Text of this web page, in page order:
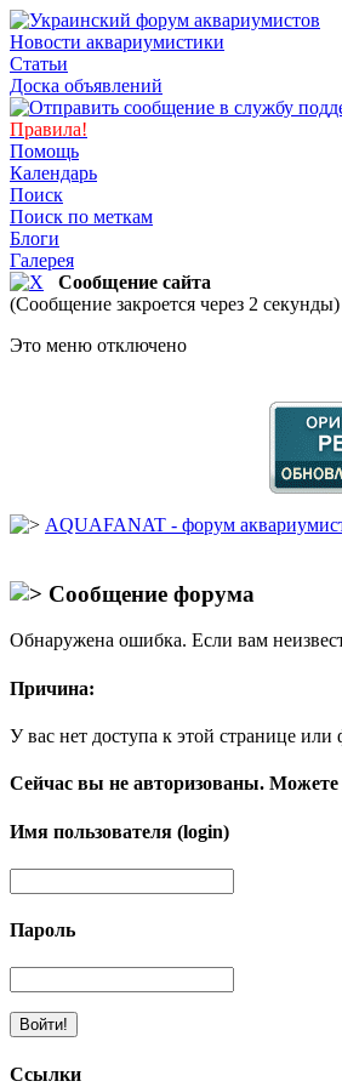
Новости аквариумистики
Статьи
Доска объявлений
Правила!
Помощь
Календарь
Поиск
Поиск по меткам
Блоги
Галерея
Сообщение сайта
(Сообщение закроется через 2 секунды)
Это меню отключено
AQUAFANAT - форум
Сообщение форума
Обнаружена ошибка. Если вам
Причина:
У вас нет доступа к этой странице
Сейчас вы не авторизованы. Можете
Имя пользователя (login)
Пароль
Ссылки